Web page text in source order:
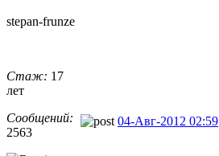
stepan-frunz​e
Стаж: 17
лет
Сообщений:
2563
04-Авг-2012 02:59